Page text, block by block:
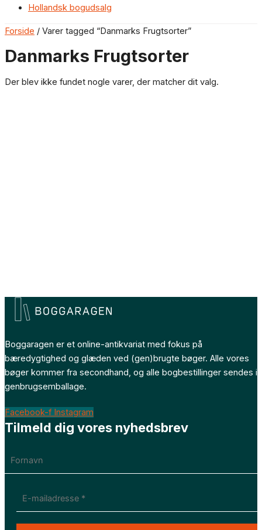
Hollandsk bogudsalg
Forside / Varer tagged “Danmarks Frugtsorter”
Danmarks Frugtsorter
Der blev ikke fundet nogle varer, der matcher dit valg.
Boggaragen er et online-antikvariat med fokus på
bæredygtighed og glæden ved (gen)brugte bøger. Alle vores
bøger kommer fra secondhand, og alle bogbestillinger sendes i
genbrugsemballage.
Facebook-f Instagram
Tilmeld dig vores nyhedsbrev